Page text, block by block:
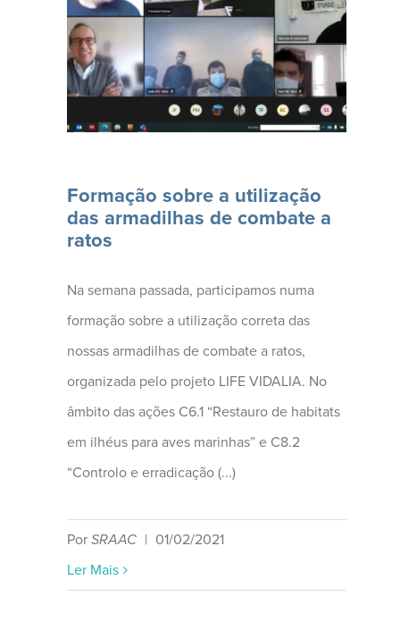
Na semana passada,
participamos numa
formação (...)
Formação sobre a utilização
das armadilhas de combate a
ratos
Na semana passada, participamos numa
formação sobre a utilização correta das
nossas armadilhas de combate a ratos,
organizada pelo projeto LIFE VIDALIA. No
âmbito das ações C6.1 “Restauro de habitats
em ilhéus para aves marinhas” e C8.2
“Controlo e erradicação (...)
Por SRAAC | 01/02/2021
Ler Mais